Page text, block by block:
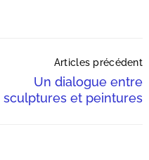
Articles précédent
Un dialogue entre
sculptures et peintures